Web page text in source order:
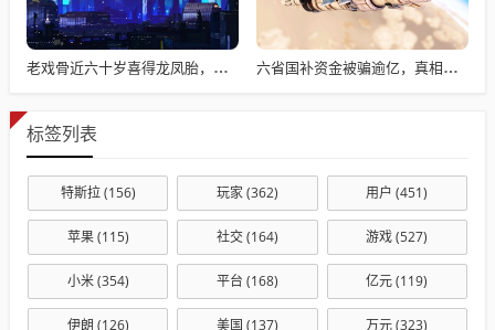
老戏骨近六十岁喜得龙凤胎，被误认作爷爷背后的故事揭秘 六省国补资金被骗逾亿，真相揭秘与违规操作背后的故事
标签列表
特斯拉(156) 玩家(362) 用户 (451)
苹果(115) 社交(164) 游戏(527)
小米(354) 平台 (168) 亿元(119)
伊朗 (126) 美国 (137) 万元(323)